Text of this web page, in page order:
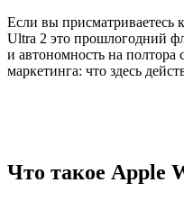
Если вы присматриваетесь к
Ultra 2 это прошлогодний
и автономность на полтора
маркетинга: что здесь
Что такое Apple